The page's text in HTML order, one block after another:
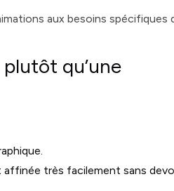
aux besoins spécifiques
qu’une
très facilement sans